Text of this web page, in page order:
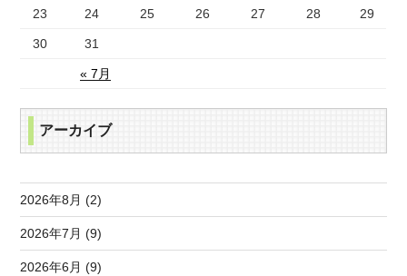
« 7月
23 24 25 26 27 28 29
30 31
アーカイブ
2026年8月 (2)
2026年7月 (9)
2026年6月 (9)